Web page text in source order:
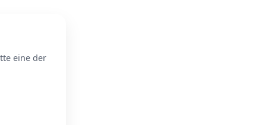
eine der